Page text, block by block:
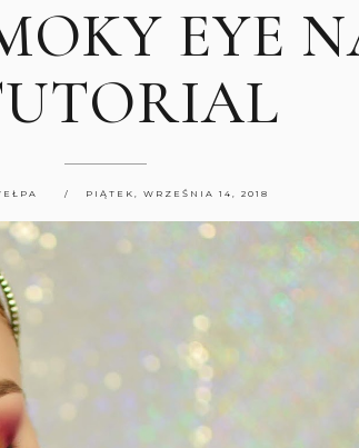
EYE
PIĄTEK, WRZEŚNIA 14, 2018